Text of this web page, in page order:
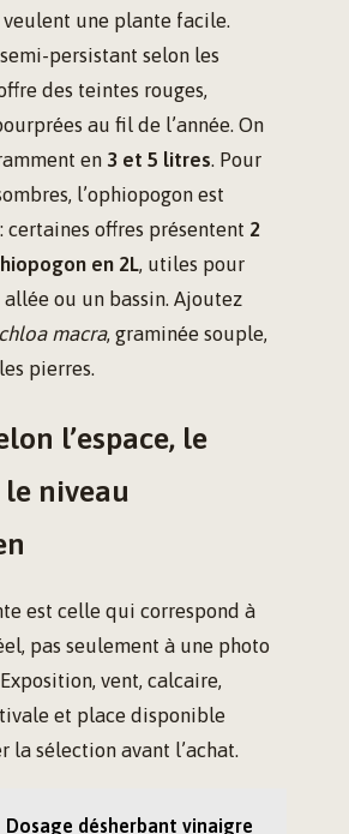
une plante facile.
persistant selon les
des teintes rouges,
au fil de l’année. On
en 3 et 5 litres. Pour
l’ophiopogon est
certaines offres présentent 2
en 2L, utiles pour
ou un bassin. Ajoutez
macra, graminée souple,
pierres.
l’espace, le
niveau
est celle qui correspond à
pas seulement à une photo
vent, calcaire,
et place disponible
la sélection avant l’achat.
Dosage désherbant vinaigre